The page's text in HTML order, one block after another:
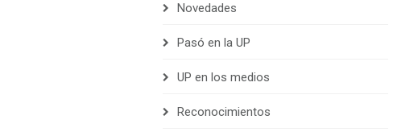
Novedades
Pasó en la UP
UP en los medios
Reconocimientos